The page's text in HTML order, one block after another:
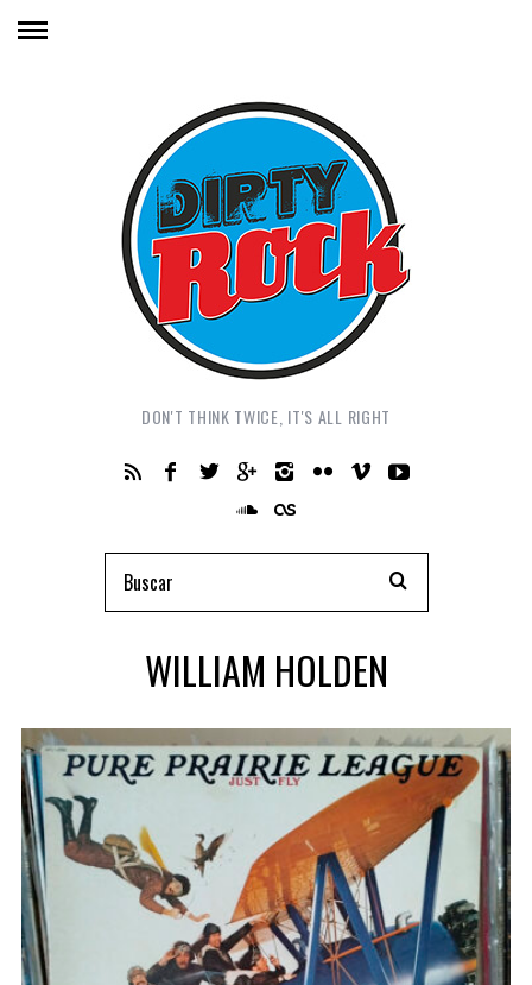
DON'T THINK TWICE, IT'S ALL RIGHT
WILLIAM HOLDEN